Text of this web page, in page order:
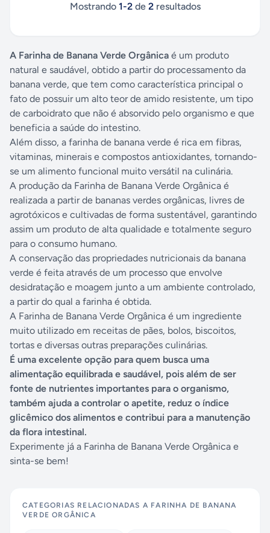
Mostrando 1-2de 2resultados
A Farinha de Banana Verde Orgânica é um produto
natural e saudável, obtido a partir do processamento da
banana verde, que tem como característica principal o
fato de possuir um alto teor de amido resistente, um tipo
de carboidrato que não é absorvido pelo organismo e que
beneficia a saúde do intestino.
Além disso, a farinha de banana verde é rica em fibras,
vitaminas, minerais e compostos antioxidantes, tornando-
se um alimento funcional muito versátil na culinária.
A produção da Farinha de Banana Verde Orgânica é
realizada a partir de bananas verdes orgânicas, livres de
agrotóxicos e cultivadas de forma sustentável, garantindo
assim um produto de alta qualidade e totalmente seguro
para o consumo humano.
A conservação das propriedades nutricionais da banana
verde é feita através de um processo que envolve
desidratação e moagem junto a um ambiente controlado,
a partir do qual a farinha é obtida.
A Farinha de Banana Verde Orgânica é um ingrediente
muito utilizado em receitas de pães, bolos, biscoitos,
tortas e diversas outras preparações culinárias.
É uma excelente opção para quem busca uma
alimentação equilibrada e saudável, pois além de ser
fonte de nutrientes importantes para o organismo,
também ajuda a controlar o apetite, reduz o índice
glicêmico dos alimentos e contribui para a manutenção
da flora intestinal.
Experimente já a Farinha de Banana Verde Orgânica e
sinta-se bem!
CATEGORIAS RELACIONADAS A FARINHA DE BANANA
VERDE ORGÂNICA